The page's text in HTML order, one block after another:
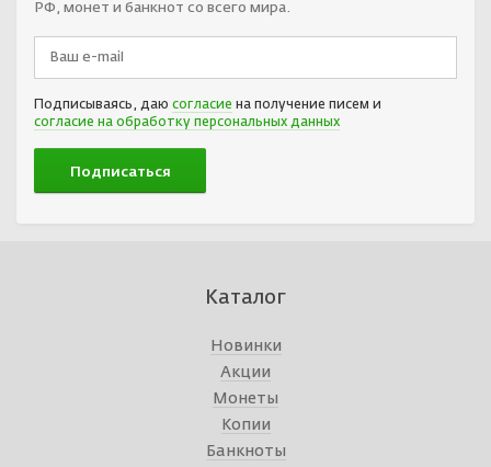
РФ, монет и банкнот со всего мира.
Подписываясь, даю согласие на получение писем и
согласие на обработку персональных данных
Каталог
Новинки
Акции
Монеты
Копии
Банкноты